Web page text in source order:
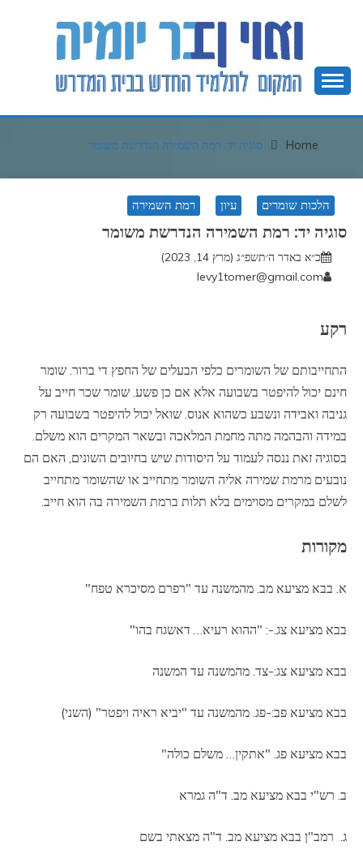
בר יומיה
Home סוגיה יד: רמת השמירה הנדרשת משומר
הלכות שומרים עיון רמת השמירה
סוגיה יד: רמת השמירה הנדרשת משומר
כ״א באדר ה׳תשפ״ג (מרץ 14, 2023)
levy1tomer@gmail.com
רקע
התחייבותם של השומרים כלפי הבעלים של החפץ די ברור. שומר
חינם יכול להיפטר בשבועה אלא אם כן פשע. שומר שכר חייב על
גניבה ואבידה ונשבע כשהוא אנוס. שואל יכול להיפטר בשבועה רק
במידה והבהמה מתה מחמת המלאכה ובשאר המקרים הוא משלם.
בסוגיה זאת ננסה לעמוד על היסודות שיש בחיובים השונים, האם הם
נובעים מרמת שמירה אליה השומר מתחייב או שהשומר מתחייב
לשלם במקרים מסוימים בלא תלות ברמת השמירה בה הוא חייב.
מקורות
א. בבא מציעא מב. מהמשנה עד "רפרם מסיכרא טפח"
בבא מציעא צג.-: "ההוא רעיא… דאשגח בהו"
בבא מציעא צג:-צד. מהמשנה עד המשנה
בבא מציעא פב:-פג. מהמשנה עד "יביא ראיה ויפטר" (השני)
בבא מציעא פג. "אתקין… משלם כולה"
ב. רש"י בבא מציעא מב. ד"ה גמרא
ג. רמב"ן בבא מציעא מב. ד"ה מצאתי בשם